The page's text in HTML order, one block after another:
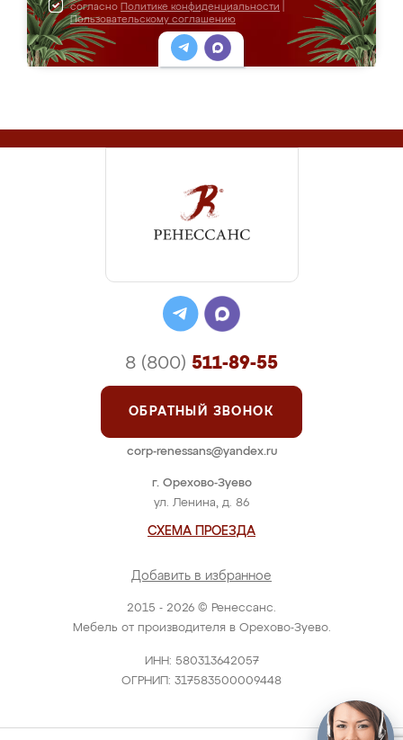
согласно Политике конфиденциальности
Пользовательскому соглашению
2015 - 2026 © Ренессанс.
Мебель от производителя в Орехово-Зуево.
ИНН: 580313642057
ОГРНИП: 317583500009448
г. Орехово-Зуево
ул. Ленина, д. 86
СХЕМА ПРОЕЗДА
Добавить в избранное
8 (800) 511-89-55
ОБРАТНЫЙ ЗВОНОК
corp-renessans@yandex.ru